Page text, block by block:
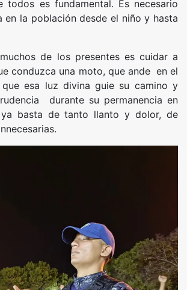
todos es fundamental. Es necesario
en la población desde el niño y hasta
de los presentes es cuidar a
conduzca una moto, que ande en el
esa luz divina guie su camino y
durante su permanencia en
ya basta de tanto llanto y dolor, de